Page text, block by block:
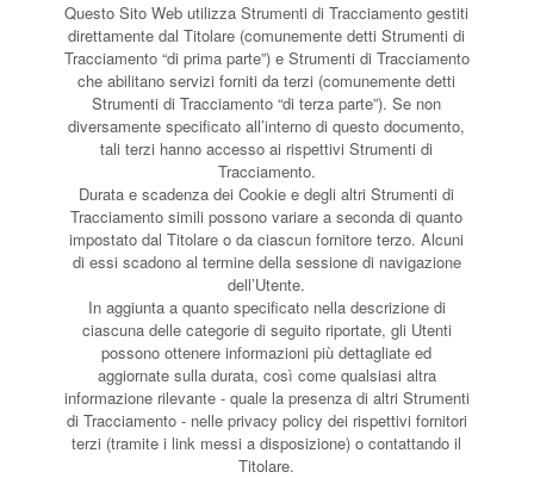
Questo Sito Web utilizza Strumenti di Tracciamento gestiti
direttamente dal Titolare (comunemente detti Strumenti di
Tracciamento “di prima parte”) e Strumenti di Tracciamento
che abilitano servizi forniti da terzi (comunemente detti
Strumenti di Tracciamento “di terza parte”). Se non
diversamente specificato all’interno di questo documento,
tali terzi hanno accesso ai rispettivi Strumenti di
Tracciamento.
Durata e scadenza dei Cookie e degli altri Strumenti di
Tracciamento simili possono variare a seconda di quanto
impostato dal Titolare o da ciascun fornitore terzo. Alcuni
di essi scadono al termine della sessione di navigazione
dell’Utente.
In aggiunta a quanto specificato nella descrizione di
ciascuna delle categorie di seguito riportate, gli Utenti
possono ottenere informazioni più dettagliate ed
aggiornate sulla durata, così come qualsiasi altra
informazione rilevante - quale la presenza di altri Strumenti
di Tracciamento - nelle privacy policy dei rispettivi fornitori
terzi (tramite i link messi a disposizione) o contattando il
Titolare.